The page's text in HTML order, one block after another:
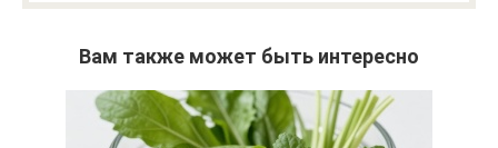
Вам также может быть интересно